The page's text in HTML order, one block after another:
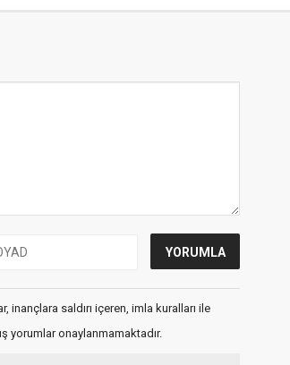
saldırı içeren, imla kuralları ile
yorumlar onaylanmamaktadır.